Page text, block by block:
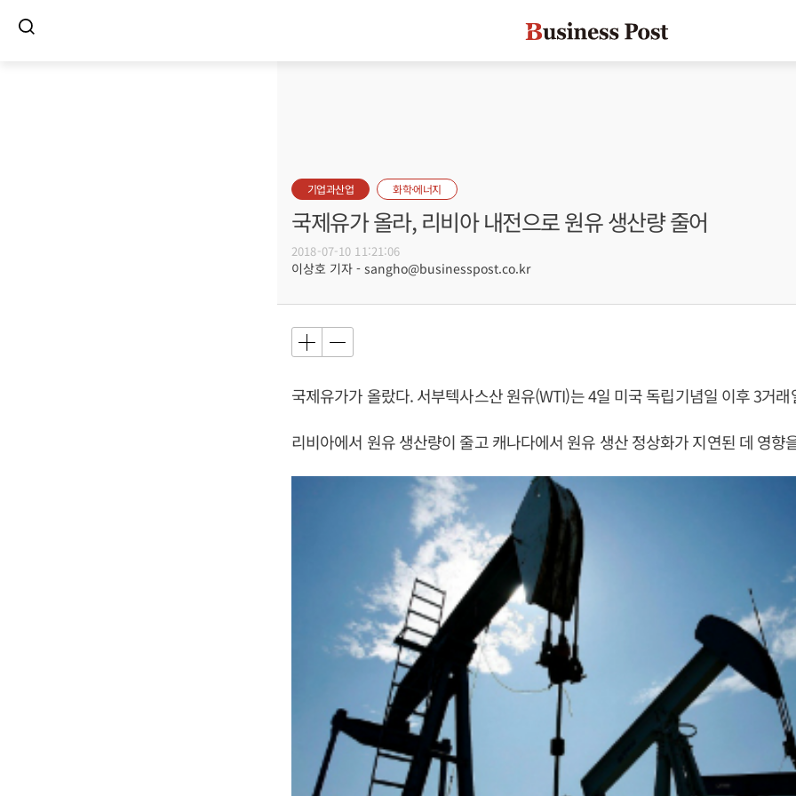
기업과산업 화학·에너지
국제유가 올라, 리비아 내전으로 원유 생산량 줄어
2018-07-10 11:21:06
이상호 기자 - sangho@businesspost.co.kr
국제유가가 올랐다. 서부텍사스산 원유(WTI)는 4일 미국 독립기념일 이후 3거
리비아에서 원유 생산량이 줄고 캐나다에서 원유 생산 정상화가 지연된 데 영향